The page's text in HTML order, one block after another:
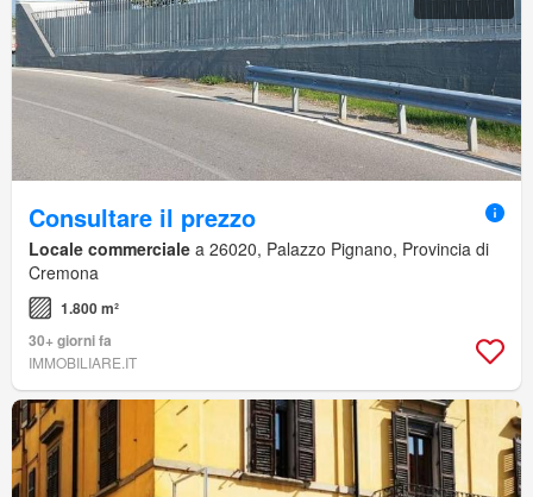
Consultare il prezzo
Locale commerciale a 26020, Palazzo Pignano, Provincia di
Cremona
1.800 m²
30+ giorni fa
IMMOBILIARE.IT